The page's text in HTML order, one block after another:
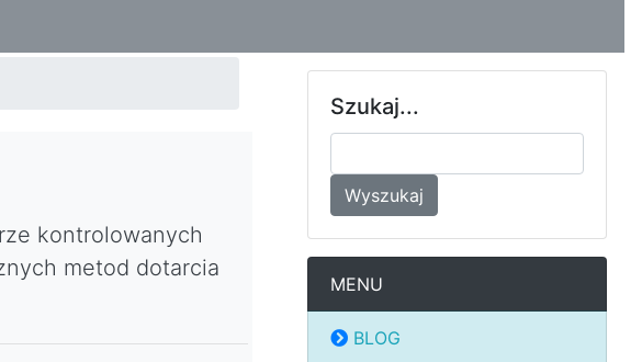
kontrolowanych
metod dotarcia
Szukaj...
Wyszukaj
MENU
BLOG